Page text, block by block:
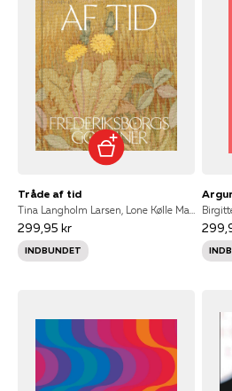
Tråde af tid
299,95 kr
INDBUNDET